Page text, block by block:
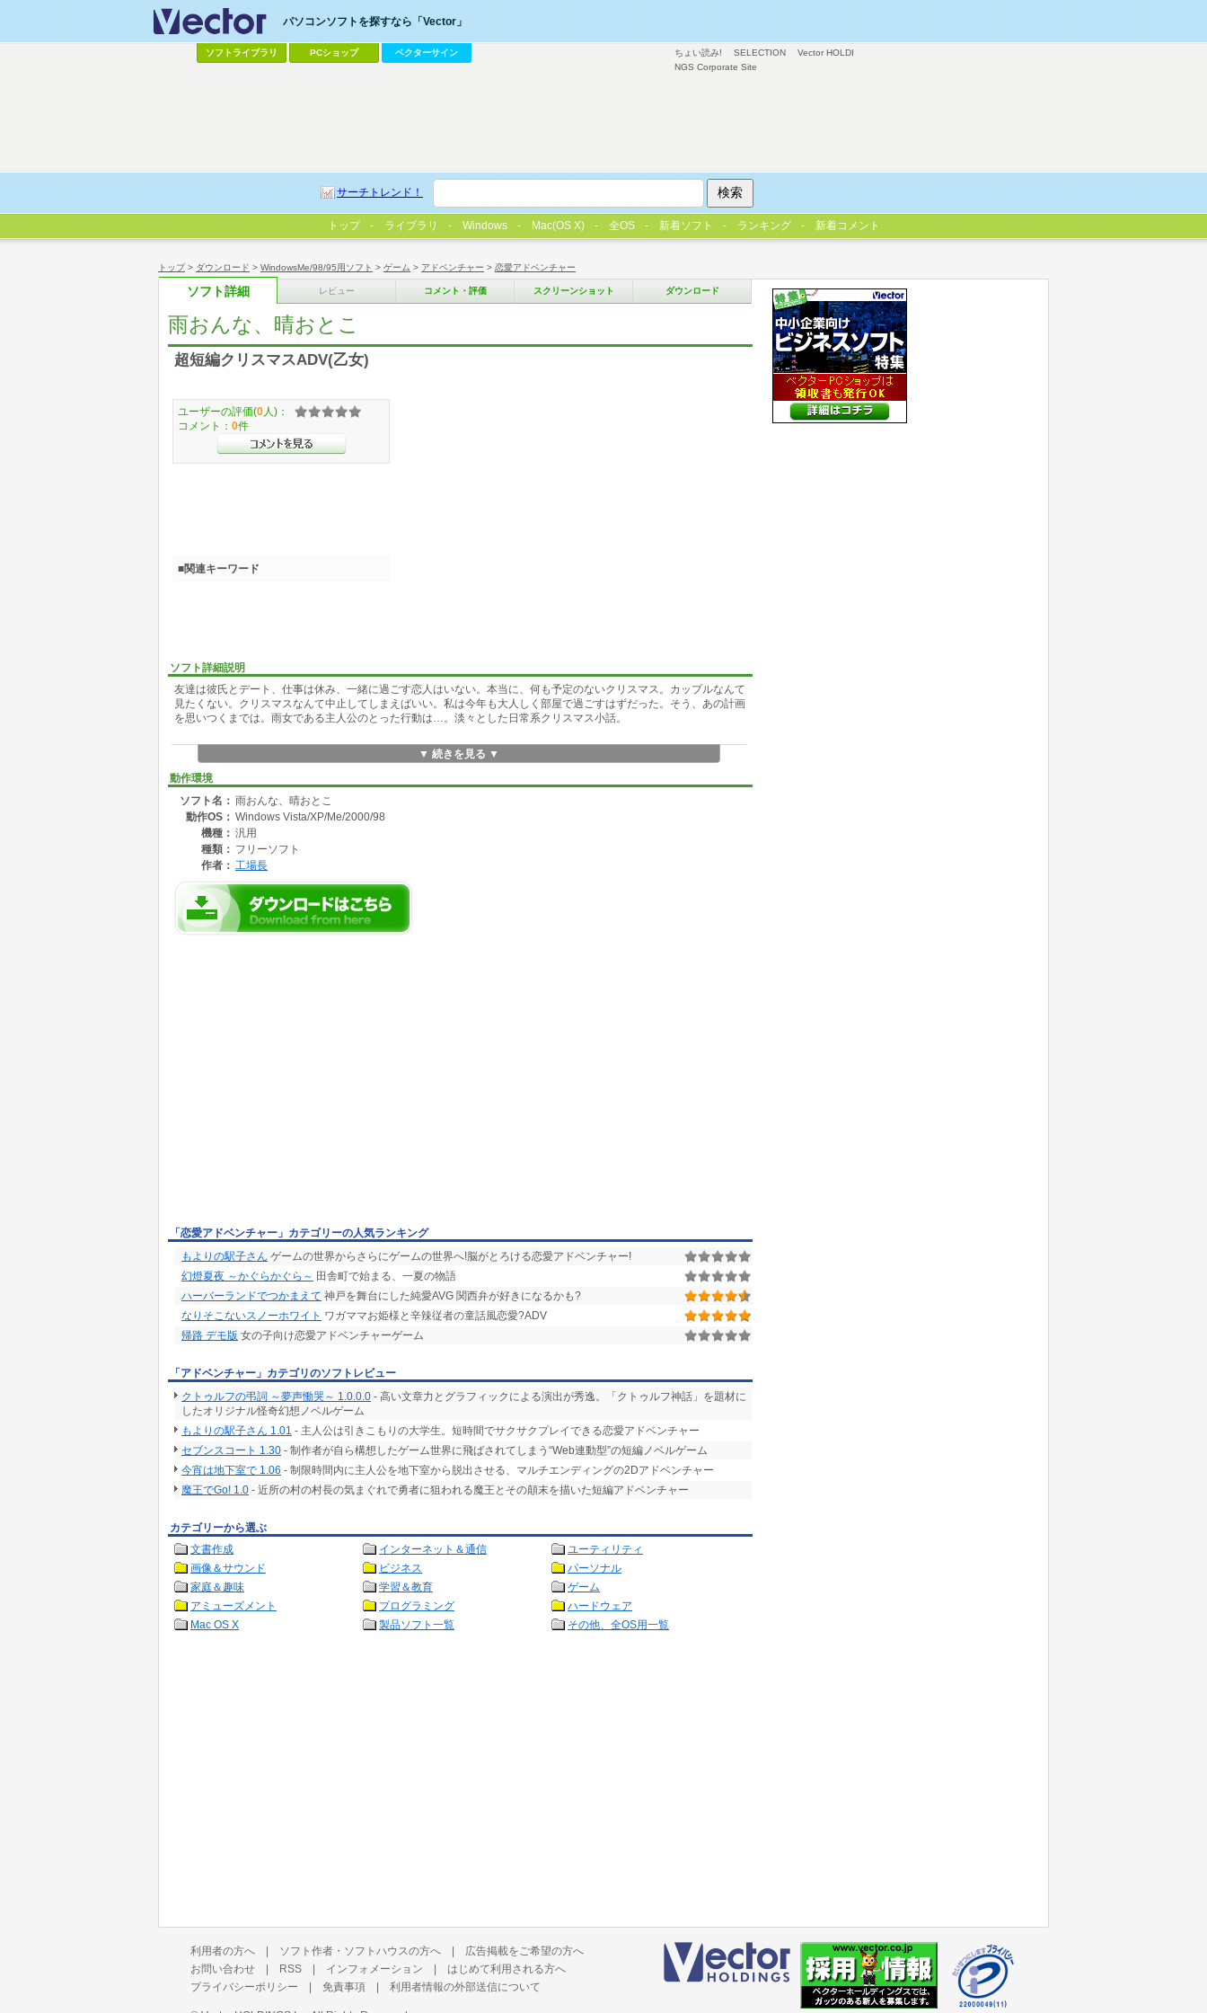
トップ> ダウンロード > WindowsMe/98/95用ソフト > ゲーム > アドベンチャー > 恋愛アドベンチャー
ソフト詳細 レビュー コメント・評価 スクリーンショット ダウンロード
雨おんな、晴おとこ
超短編クリスマスADV(乙女)
ソフト詳細説明
友達は彼氏とデート、仕事は休み、一緒に過ごす恋人はいない。本当に、何も予定のないクリスマス。カップルなんて
見たくない。クリスマスなんて中止してしまえばいい。私は今年も大人しく部屋で過ごすはずだった。そう、あの計画
を思いつくまでは。雨女である主人公のとった行動は…。淡々とした日常系クリスマス小話。
▼ 続きを見る ▼
動作環境
ソフト名： 雨おんな、晴おとこ
動作OS： Windows Vista/XP/Me/2000/98
機種： 汎用
種類： フリーソフト
作者： 工場長
ユーザーの評価(0 人)：
コメント： 0件
■関連キーワード
「恋愛アドベンチャー」カテゴリーの人気ランキング
もよりの駅子さん ゲームの世界からさらにゲームの世界へ!脳がとろける恋愛アドベンチャー!
幻燈夏夜 ～かぐらかぐら～ 田舎町で始まる、一夏の物語
ハーバーランドでつかまえて 神戸を舞台にした純愛AVG 関西弁が好きになるかも?
なりそこないスノーホワイト ワガママお姫様と辛辣従者の童話風恋愛?ADV
帰路 デモ版 女の子向け恋愛アドベンチャーゲーム
「アドベンチャー」カテゴリのソフトレビュー
クトゥルフの弔詞 ～夢声慟哭～ 1.0.0.0 - 高い文章力とグラフィックによる演出が秀逸。「クトゥルフ神話」を題材に
したオリジナル怪奇幻想ノベルゲーム
もよりの駅子さん 1.01 - 主人公は引きこもりの大学生。短時間でサクサクプレイできる恋愛アドベンチャー
セブンスコート 1.30 - 制作者が自ら構想したゲーム世界に飛ばされてしまう“Web連動型”の短編ノベルゲーム
今宵は地下室で 1.06 - 制限時間内に主人公を地下室から脱出させる、マルチエンディングの2Dアドベンチャー
魔王でGo! 1.0 - 近所の村の村長の気まぐれで勇者に狙われる魔王とその顛末を描いた短編アドベンチャー
カテゴリーから選ぶ
文書作成
インターネット＆通信
ユーティリティ
画像＆サウンド
ビジネス
パーソナル
家庭＆趣味
学習＆教育
ゲーム
アミューズメント
プログラミング
ハードウェア
Mac OS X
製品ソフト一覧 その他、全OS用一覧
ちょい読み! SELECTION
Vector HOLDI
NGS Corporate Site
パソコンソフトを探すなら「Vector」
ソフトライブラリ PCショップ ベクターサイン
サーチトレンド！
トップ ライブラリ Windows Mac(OS X) 全OS 新着ソフト ランキング 新着コメント
利用者の方へ | ソフト作者・ソフトハウスの方へ | 広告掲載をご希望の方へ
お問い合わせ | RSS | インフォメーション | はじめて利用される方へ
プライバシーポリシー | 免責事項 | 利用者情報の外部送信について